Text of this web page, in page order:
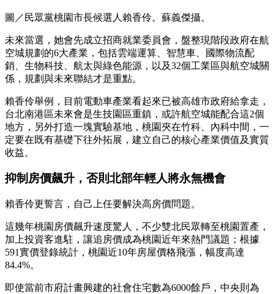
圖／民眾黨桃園市長候選人賴香伶。蘇義傑攝。
未來當選，她會先成立招商就業委員會，盤整現階段政府在航
空城規劃的6大產業，包括雲端運算、智慧車、國際物流配
銷、生物科技、航太與綠色能源，以及32個工業區與航空城關
係，規劃與未來聯結才是重點。
賴香伶舉例，目前電動車產業看起來已被高雄市政府給拿走，
台北南港區未來會是生技園區重鎮，或許航空城能配合這2個
地方，另外打造一塊實驗基地，桃園夾在竹科、內科中間，一
定要在既有基礎下往外拓展，建立自己的核心產業價值及實質
收益。
抑制房價飆升，否則北部年輕人將永無機會
賴香伶更誓言，自己上任要解決高房價問題。
這幾年桃園房價飆升速度驚人，不少雙北民眾轉至桃園置產，
加上投資客進駐，讓追房價成為桃園近年來熱門議題；根據
591實價登錄統計，桃園近10年房屋價格飛漲，幅度高達
84.4%。
即使當前市府計畫興建的社會住宅數為6000餘戶，中央則為